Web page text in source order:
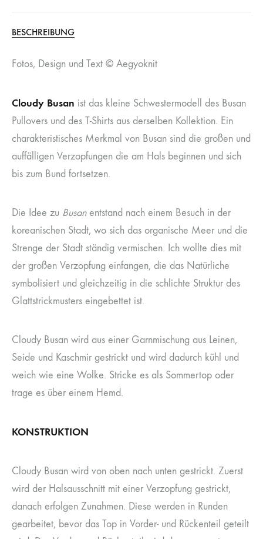
BESCHREIBUNG
Fotos, Design und Text © Aegyoknit
Cloudy Busan ist das kleine Schwestermodell des Busan
Pullovers und des T-Shirts aus derselben Kollektion. Ein
charakteristisches Merkmal von Busan sind die großen und
auffälligen Verzopfungen die am Hals beginnen und sich
bis zum Bund fortsetzen.
Die Idee zu Busanentstand nach einem Besuch in der
koreanischen Stadt, wo sich das organische Meer und die
Strenge der Stadt ständig vermischen. Ich wollte dies mit
der großen Verzopfung einfangen, die das Natürliche
symbolisiert und gleichzeitig in die schlichte Struktur des
Glattstrickmusters eingebettet ist.
Cloudy Busan wird aus einer Garnmischung aus Leinen,
Seide und Kaschmir gestrickt und wird dadurch kühl und
weich wie eine Wolke. Stricke es als Sommertop oder
trage es über einem Hemd.
KONSTRUKTION
Cloudy Busan wird von oben nach unten gestrickt. Zuerst
wird der Halsausschnitt mit einer Verzopfung gestrickt,
danach erfolgen Zunahmen. Diese werden in Runden
gearbeitet, bevor das Top in Vorder- und Rückenteil geteilt